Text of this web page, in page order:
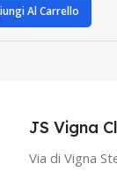
Al Carrello
JS Vigna
Via di Vigna